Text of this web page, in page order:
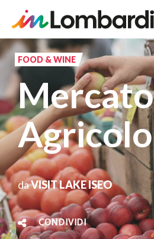
Salta
al
contenuto
principale
FOOD & WINE
Mercato
Agricolo
daVISIT LAKE ISEO
CONDIVIDI